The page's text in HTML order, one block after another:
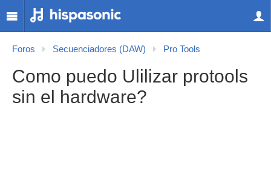
Foros Secuenciadores (DAW) Pro Tools
Como puedo Ulilizar protools
sin el hardware?